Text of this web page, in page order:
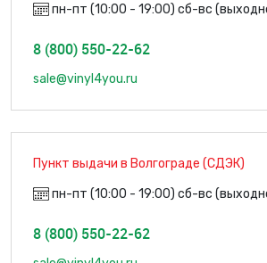
пн-пт (10:00 - 19:00) сб-вс
8 (800) 550-22-62
sale@vinyl4you.ru
Пункт выдачи в Волгограде (СДЭК)
пн-пт (10:00 - 19:00) сб-вс
8 (800) 550-22-62